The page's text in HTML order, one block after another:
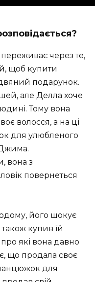
через те,
щоб купити
подарунок.
але Делла хоче
Тому вона
волосся, а на ці
для улюбленого
вона з
повернеться
його шокує
купив їй
які вона давно
що продала своє
для